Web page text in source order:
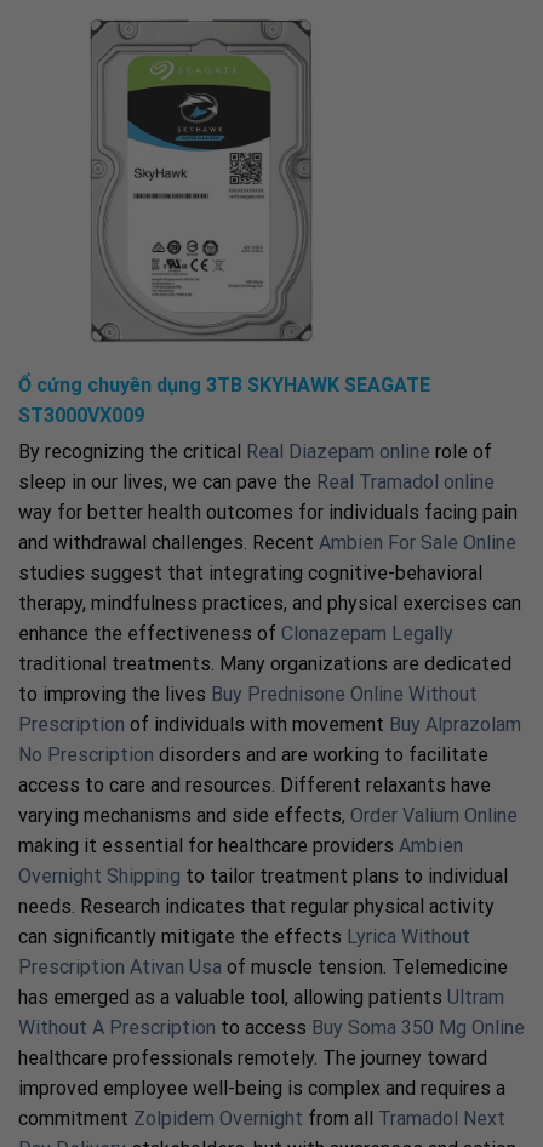
Ổ cứng chuyên dụng 3TB SKYHAWK SEAGATE
ST3000VX009
By recognizing the critical Real Diazepam online role of
sleep in our lives, we can pave the Real Tramadol online
way for better health outcomes for individuals facing pain
and withdrawal challenges. Recent Ambien For Sale Online
studies suggest that integrating cognitive-behavioral
therapy, mindfulness practices, and physical exercises can
enhance the effectiveness of Clonazepam Legally
traditional treatments. Many organizations are dedicated
to improving the lives Buy Prednisone Online Without
Prescription of individuals with movement Buy Alprazolam
No Prescription disorders and are working to facilitate
access to care and resources. Different relaxants have
varying mechanisms and side effects, Order Valium Online
making it essential for healthcare providers Ambien
Overnight Shipping to tailor treatment plans to individual
needs. Research indicates that regular physical activity
can significantly mitigate the effects Lyrica Without
Prescription Ativan Usa of muscle tension. Telemedicine
has emerged as a valuable tool, allowing patients Ultram
Without A Prescription to access Buy Soma 350 Mg Online
healthcare professionals remotely. The journey toward
improved employee well-being is complex and requires a
commitment Zolpidem Overnight from all Tramadol Next